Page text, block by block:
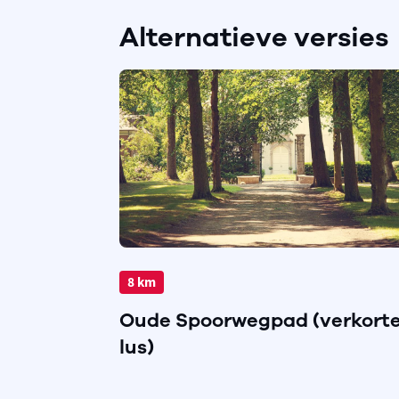
Alternatieve versies
8 km
Oude Spoorwegpad
lus)